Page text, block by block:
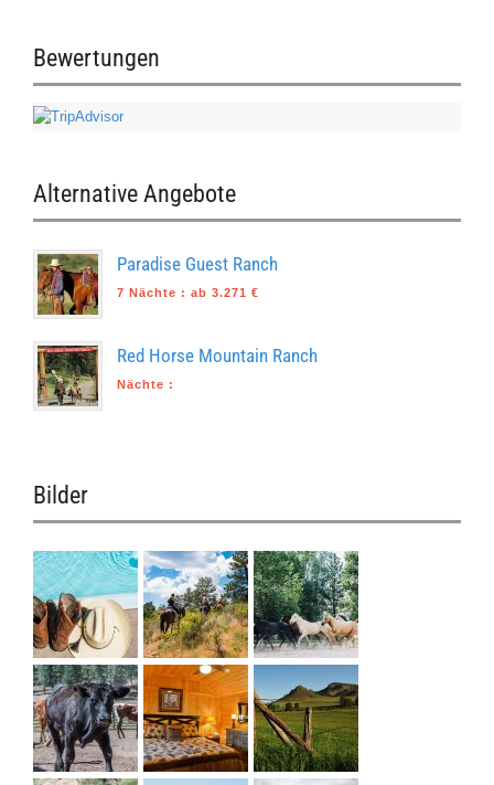
Bewertungen
Alternative Angebote
Paradise Guest Ranch
7 Nächte : ab 3.271 €
Red Horse Mountain Ranch
Nächte :
Bilder